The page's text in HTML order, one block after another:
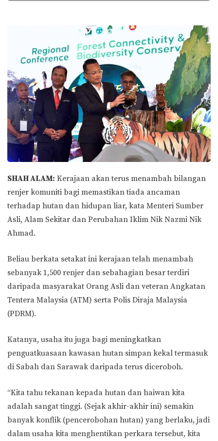
SHAH ALAM: Kerajaan akan terus menambah bilangan
renjer komuniti bagi memastikan tiada ancaman
terhadap hutan dan hidupan liar, kata Menteri Sumber
Asli, Alam Sekitar dan Perubahan Iklim Nik Nazmi Nik
Ahmad.
Beliau berkata setakat ini kerajaan telah menambah
sebanyak 1,500 renjer dan sebahagian besar terdiri
daripada masyarakat Orang Asli dan veteran Angkatan
Tentera Malaysia (ATM) serta Polis Diraja Malaysia
(PDRM).
Katanya, usaha itu juga bagi meningkatkan
penguatkuasaan kawasan hutan simpan kekal termasuk
di Sabah dan Sarawak daripada terus diceroboh.
“Kita tahu tekanan kepada hutan dan haiwan kita
adalah sangat tinggi. (Sejak akhir-akhir ini) semakin
banyak konflik (pencerobohan hutan) yang berlaku, jadi
dalam usaha kita menghentikan perkara tersebut, kita